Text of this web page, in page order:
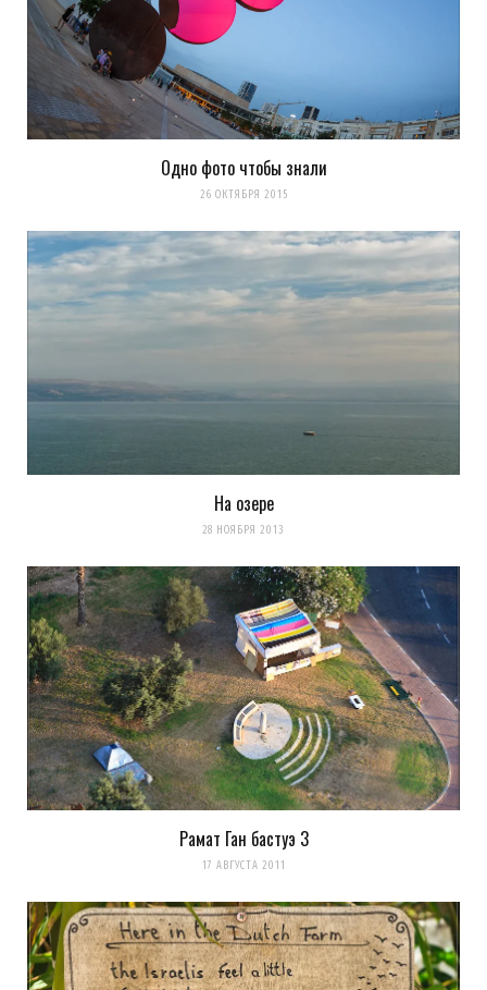
Одно фото чтобы знали
26 ОКТЯБРЯ 2015
На озере
28 НОЯБРЯ 2013
Рамат Ган бастуэ 3
17 АВГУСТА 2011